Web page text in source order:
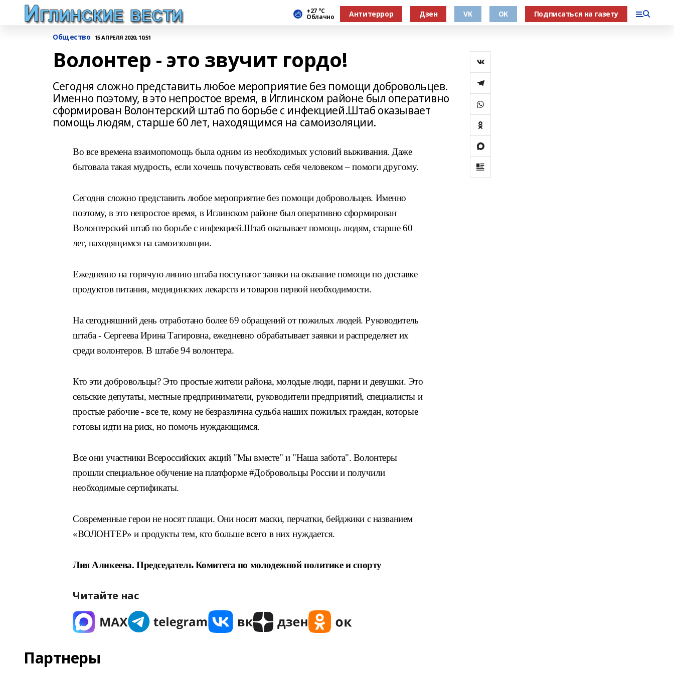
+27 °С
Облачно Антитеррор Дзен VK OK Подписаться на газету
Общество 15 АПРЕЛЯ 2020, 10:51
Волонтер - это звучит гордо!
Сегодня сложно представить любое мероприятие без помощи добровольцев.
Именно поэтому, в это непростое время, в Иглинском районе был оперативно
сформирован Волонтерский штаб по борьбе с инфекцией.Штаб оказывает
помощь людям, старше 60 лет, находящимся на самоизоляции.
Во все времена взаимопомощь была одним из необходимых условий выживания. Даже
бытовала такая мудрость, если хочешь почувствовать себя человеком – помоги другому.
Сегодня сложно представить любое мероприятие без помощи добровольцев. Именно
поэтому, в это непростое время, в Иглинском районе был оперативно сформирован
Волонтерский штаб по борьбе с инфекцией.Штаб оказывает помощь людям, старше 60
лет, находящимся на самоизоляции.
Ежедневно на горячую линию штаба поступают заявки на оказание помощи по доставке
продуктов питания, медицинских лекарств и товаров первой необходимости.
На сегодняшний день отработано более 69 обращений от пожилых людей. Руководитель
штаба - Сергеева Ирина Тагировна, ежедневно обрабатывает заявки и распределяет их
среди волонтеров. В штабе 94 волонтера.
Кто эти добровольцы? Это простые жители района, молодые люди, парни и девушки. Это
сельские депутаты, местные предприниматели, руководители предприятий, специалисты и
простые рабочие - все те, кому не безразлична судьба наших пожилых граждан, которые
готовы идти на риск, но помочь нуждающимся.
Все они участники Всероссийских акций "Мы вместе" и "Наша забота". Волонтеры
прошли специальное обучение на платформе #Добровольцы России и получили
необходимые сертификаты.
Современные герои не носят плащи. Они носят маски, перчатки, бейджики с названием
«ВОЛОНТЕР» и продукты тем, кто больше всего в них нуждается.
Лия Аликеева. Председатель Комитета по молодежной политике и спорту
Читайте нас
Партнеры